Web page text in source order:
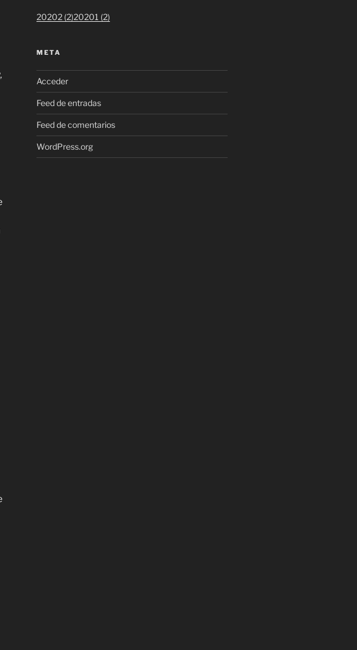
20202 (2)20201 (2)
META
Acceder
Feed de entradas
Feed de comentarios
WordPress.org